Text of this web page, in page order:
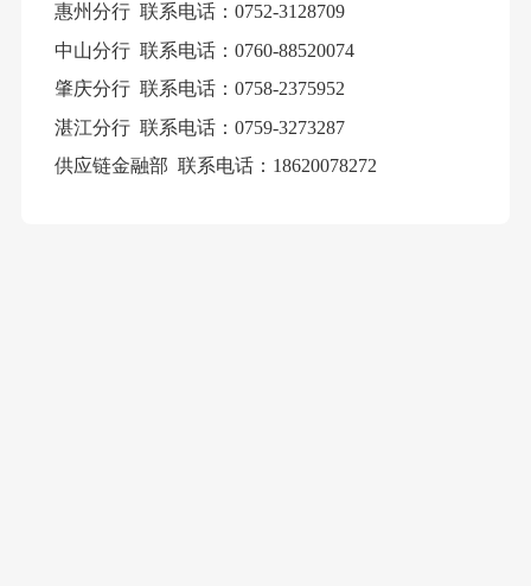
惠州分行联系电话：0752-3128709
中山分行联系电话：0760-88520074
肇庆分行联系电话：0758-2375952
湛江分行联系电话：0759-3273287
供应链金融部 联系电话：18620078272